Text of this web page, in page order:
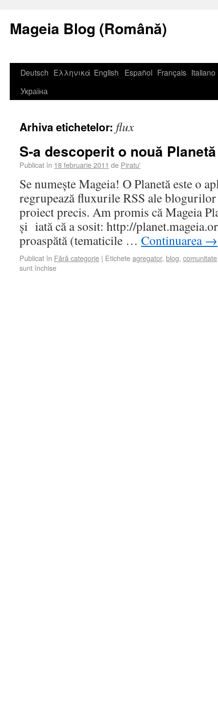
Mageia Blog (Română)
Deutsch Ελληνικά English Español Français Italiano
Україна
Arhiva etichetelor: flux
S-a descoperit o nouă Planetă
Publicat în 18 februarie 2011 de Piratu'
Se numește Mageia! O Planetă este o
regrupează fluxurile RSS ale
proiect precis. Am promis că Mageia
și iată că a sosit: http://
proaspătă (tematicile … Continuarea →
Publicat în Fără categorie | Eticheteagregator, blog, comunitate
sunt închise